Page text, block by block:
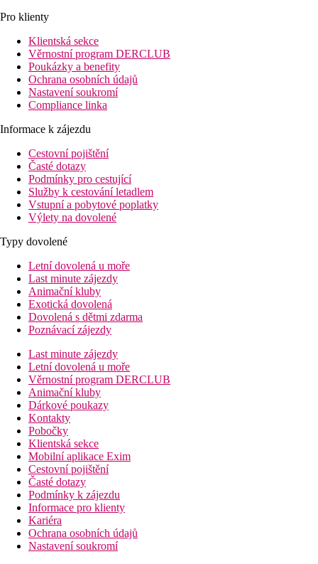
Pro klienty
Klientská sekce
Věrnostní program DERCLUB
Poukázky a benefity
Ochrana osobních údajů
Nastavení soukromí
Compliance linka
Informace k zájezdu
Cestovní pojištění
Časté dotazy
Podmínky pro cestující
Služby k cestování letadlem
Vstupní a pobytové poplatky
Výlety na dovolené
Typy dovolené
Letní dovolená u moře
Last minute zájezdy
Animační kluby
Exotická dovolená
Dovolená s dětmi zdarma
Poznávací zájezdy
Last minute zájezdy
Letní dovolená u moře
Věrnostní program DERCLUB
Animační kluby
Dárkové poukazy
Kontakty
Pobočky
Klientská sekce
Mobilní aplikace Exim
Cestovní pojištění
Časté dotazy
Podmínky k zájezdu
Informace pro klienty
Kariéra
Ochrana osobních údajů
Nastavení soukromí